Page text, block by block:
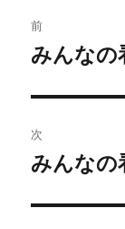
稿
ビ
ゲ
ー
前
過
の
投
稿:
みんなの
次
次
投
みんなの